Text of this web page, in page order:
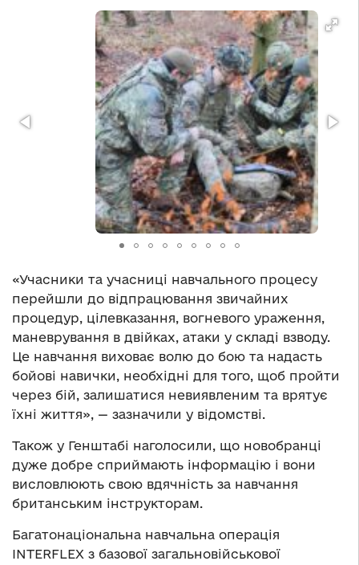
«Учасники та учасниці навчального процесу
перейшли до відпрацювання звичайних
процедур, цілевказання, вогневого ураження,
маневрування в двійках, атаки у складі взводу.
Це навчання виховає волю до бою та надасть
бойові навички, необхідні для того, щоб пройти
через бій, залишатися невиявленим та врятує
їхні життя», — зазначили у відомстві.
Також у Генштабі наголосили, що новобранці
дуже добре сприймають інформацію і вони
висловлюють свою вдячність за навчання
британським інструкторам.
Багатонаціональна навчальна операція
INTERFLEX з базової загальновійськової